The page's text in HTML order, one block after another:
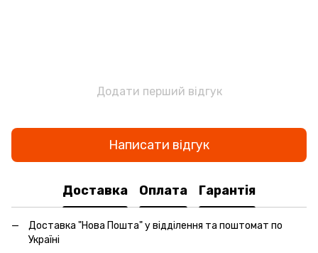
Додати перший відгук
Написати відгук
Доставка Оплата Гарантія
Доставка "Нова Пошта" у відділення та поштомат по
Україні